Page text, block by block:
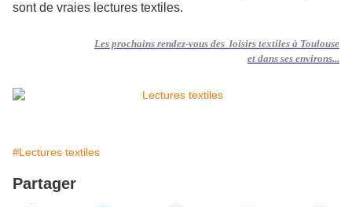
sont de vraies lectures textiles.
Les prochains rendez-vous des loisirs textiles à Toulouse
et dans ses environs...
#Lectures textiles
Partager